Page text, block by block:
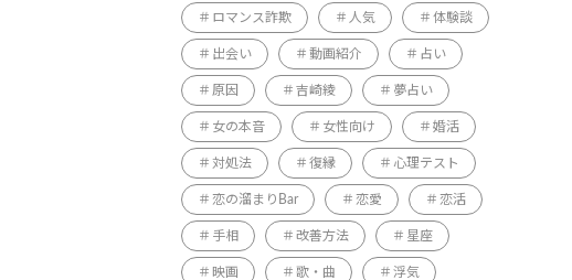
ロマンス詐欺 人気 体験談
出会い 動画紹介 占い
原因 吉崎綾 夢占い
女の本音 女性向け 婚活
対処法 復縁 心理テスト
恋の溜まりBar 恋愛 恋活
手相 改善方法 星座
映画 歌・曲 浮気